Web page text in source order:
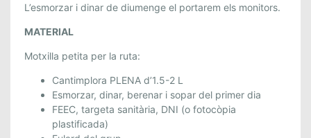
8
D
J
L’esmorzar i dinar de diumenge el portarem els monitors.
MATERIAL
Motxilla petita per la ruta:
Cantimplora PLENA d’1.5-2 L
Esmorzar, dinar, berenar i sopar del primer dia
FEEC, targeta sanitària, DNI (o fotocòpia
plastificada)